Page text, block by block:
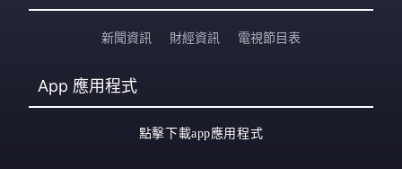
新聞資訊 財經資訊 電視節目表
App 應用程式
點擊下載app應用程式